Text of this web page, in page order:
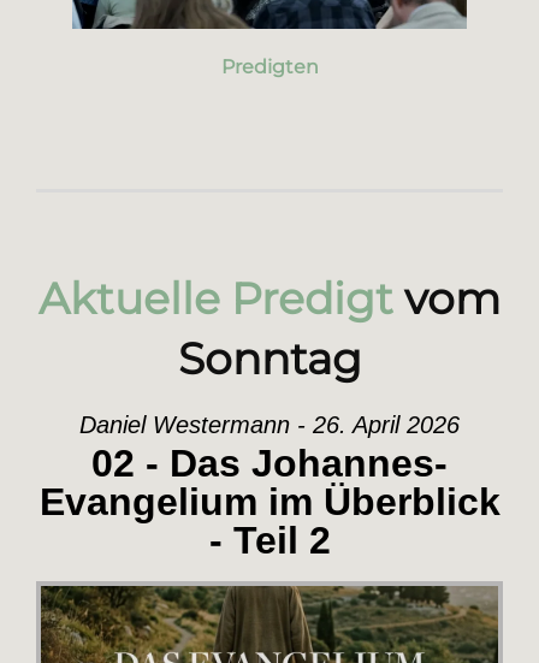
Predigten
Aktuelle Predigtvom
Sonntag
Daniel Westermann - 26. April 2026
02 - Das Johannes-
Evangelium im Überblick
- Teil 2